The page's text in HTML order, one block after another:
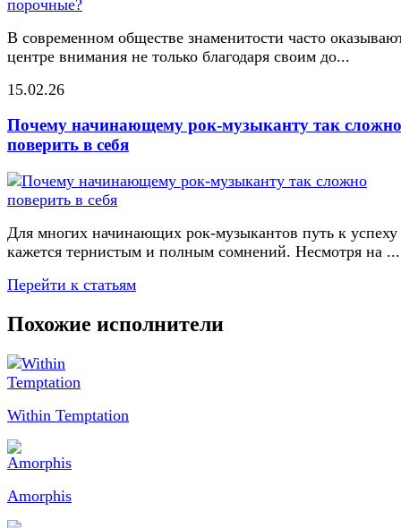
В современном обществе знаменитости часто
центре внимания не только благодаря своим до...
15.02.26
Почему начинающему рок-музыканту так сложно
поверить в себя
Для многих начинающих рок-музыкантов путь к успеху
кажется тернистым и полным сомнений. Несмотря на ...
Перейти к статьям
Похожие исполнители
Within Temptation
Amorphis